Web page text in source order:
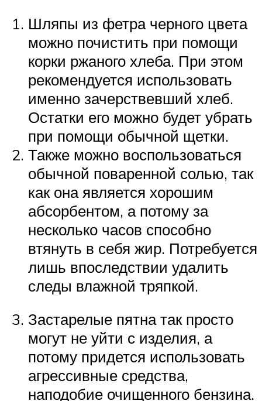
Шляпы из фетра черного цвета
можно почистить при помощи
корки ржаного хлеба. При этом
рекомендуется использовать
именно зачерствевший хлеб.
Остатки его можно будет убрать
при помощи обычной щетки.
Также можно воспользоваться
обычной поваренной солью, так
как она является хорошим
абсорбентом, а потому за
несколько часов способно
втянуть в себя жир. Потребуется
лишь впоследствии удалить
следы влажной тряпкой.
Застарелые пятна так просто
могут не уйти с изделия, а
потому придется использовать
агрессивные средства,
наподобие очищенного бензина.